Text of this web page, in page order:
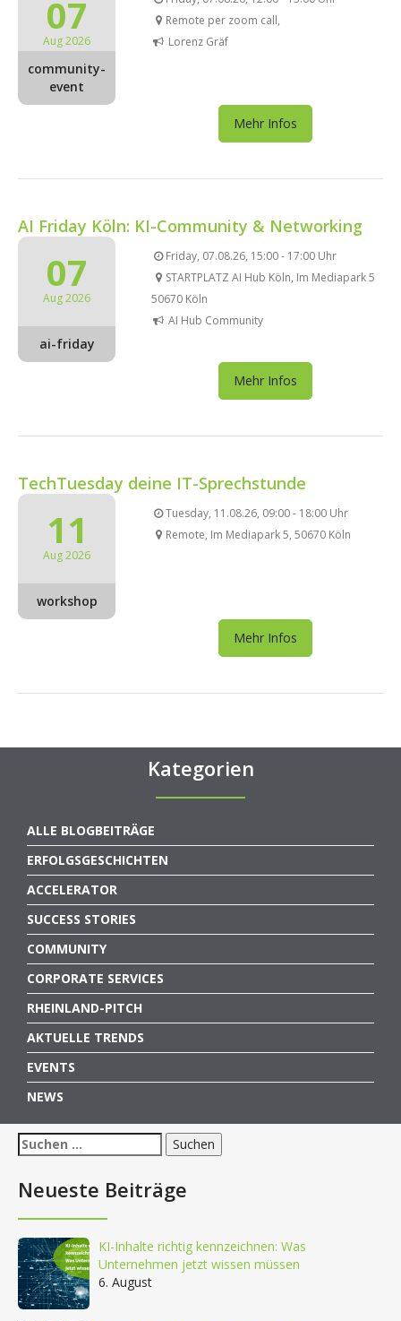
07
Aug 2026
community-
event
Remote per zoom call,
Lorenz Gräf
Mehr Infos
AI Friday Köln: KI-Community & Networking
07
Aug 2026
ai-friday
Friday, 07.08.26, 15:00 - 17:00 Uhr
STARTPLATZ AI Hub Köln, Im Mediapark 5
50670 Köln
AI Hub Community
Mehr Infos
TechTuesday deine IT-Sprechstunde
11
Aug 2026
workshop
Tuesday, 11.08.26, 09:00 - 18:00 Uhr
Remote, Im Mediapark 5, 50670 Köln
Mehr Infos
Kategorien
ALLE BLOGBEITRÄGE
ERFOLGSGESCHICHTEN
ACCELERATOR
SUCCESS STORIES
COMMUNITY
CORPORATE SERVICES
RHEINLAND-PITCH
AKTUELLE TRENDS
EVENTS
NEWS
Suchen
nach:
Neueste Beiträge
KI-Inhalte richtig kennzeichnen: Was
Unternehmen jetzt wissen müssen
6. August